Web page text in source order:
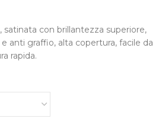
satinata con brillantezza superiore,
anti graffio, alta copertura, facile da
rapida.